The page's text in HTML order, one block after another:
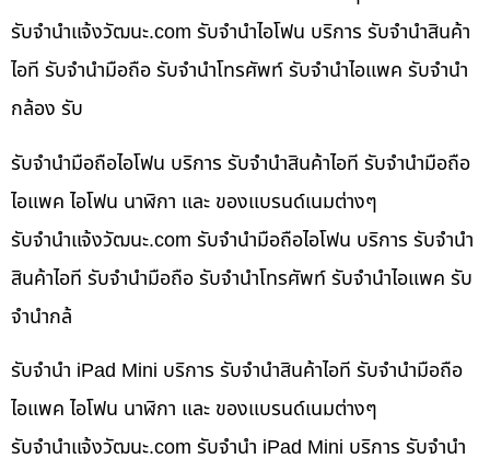
รับจํานําแจ้งวัฒนะ.com รับจำนำไอโฟน บริการ รับจำนำสินค้า
ไอที รับจำนำมือถือ รับจำนำโทรศัพท์ รับจำนำไอแพค รับจำนำ
กล้อง รับ
รับจำนำมือถือไอโฟน บริการ รับจำนำสินค้าไอที รับจำนำมือถือ
ไอแพค ไอโฟน นาฬิกา และ ของแบรนด์เนมต่างๆ
รับจํานําแจ้งวัฒนะ.com รับจำนำมือถือไอโฟน บริการ รับจำนำ
สินค้าไอที รับจำนำมือถือ รับจำนำโทรศัพท์ รับจำนำไอแพค รับ
จำนำกล้
รับจำนำ iPad Mini บริการ รับจำนำสินค้าไอที รับจำนำมือถือ
ไอแพค ไอโฟน นาฬิกา และ ของแบรนด์เนมต่างๆ
รับจํานําแจ้งวัฒนะ.com รับจำนำ iPad Mini บริการ รับจำนำ